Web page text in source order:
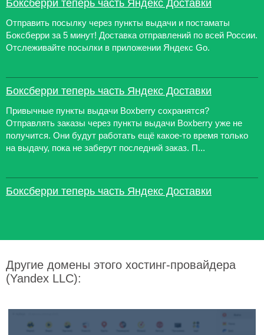
Боксберри теперь часть Яндекс Доставки
Отправить посылку через пункты выдачи и постаматы
Боксберри за 5 минут! Доставка отправлений по всей России.
Отслеживайте посылки в приложении Яндекс Go.
Боксберри теперь часть Яндекс Доставки
Привычные пункты выдачи Boxberry сохранятся?
Отправлять заказы через пункты выдачи Boxberry уже не
получится. Они будут работать ещё какое-то время только
на выдачу, пока не заберут последний заказ. П...
Боксберри теперь часть Яндекс Доставки
Другие домены этого хостинг-провайдера
(Yandex LLC):